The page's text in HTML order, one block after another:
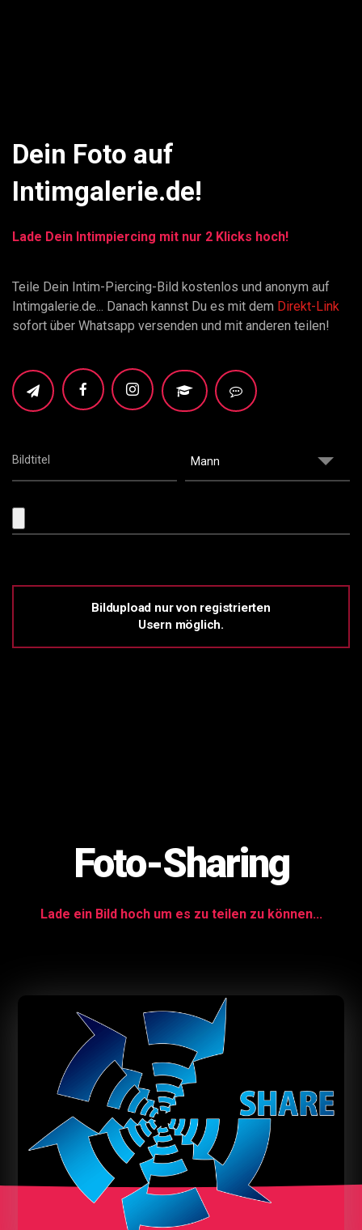
Dein Foto auf
Intimgalerie.de!
Lade Dein Intimpiercing mit nur 2 Klicks hoch!
Teile Dein Intim-Piercing-Bild kostenlos und anonym auf
Intimgalerie.de... Danach kannst Du es mit dem Direkt-Link
sofort über Whatsapp versenden und mit anderen teilen!
Mann
Bildupload nur von registrierten
Usern möglich.
Foto-Sharing
Lade ein Bild hoch um es zu teilen zu können...